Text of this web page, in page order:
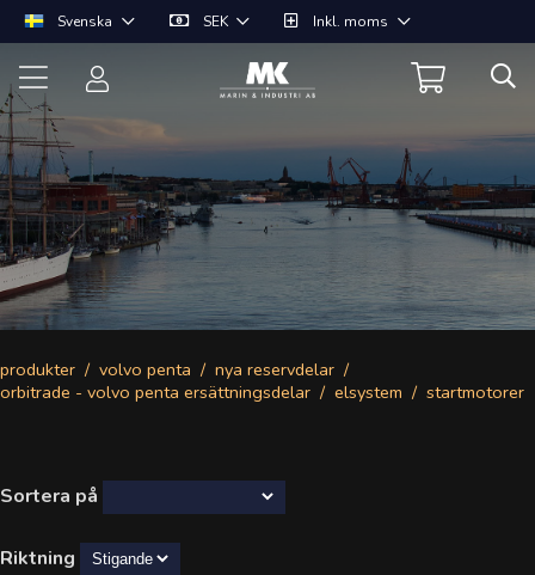
Svenska SEK Inkl. moms
produkter volvo penta
nya reservdelar
orbitrade - volvo penta ersättningsdelar
elsystem startmotorer
Sortera på
Riktning